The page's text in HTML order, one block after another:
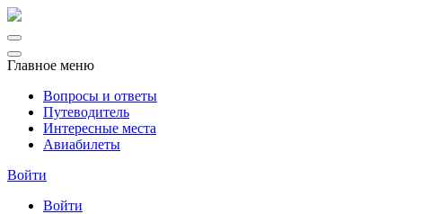
Главное меню
Вопросы и ответы
Путеводитель
Интересные места
Авиабилеты
Войти
Войти